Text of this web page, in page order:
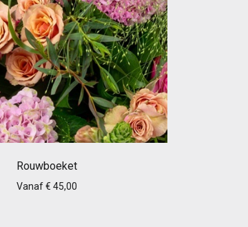
Rouwboeket
Vanaf € 45,00